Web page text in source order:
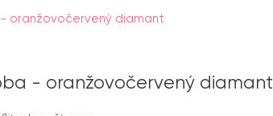
oranžovočervený diamant
- oranžovočervený diamant